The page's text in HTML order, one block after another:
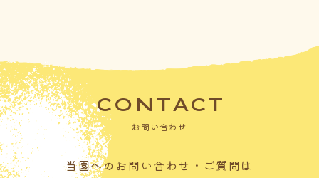
CONTACT
お問い合わせ
当園へのお問い合わせ・ご質問は